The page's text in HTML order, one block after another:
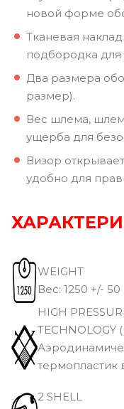
новой форме
Тканевая
подбородка для
Два размера
размер).
Вес шлема, шлем
ущерба для
Визор
удобно для
WEIGHT
Вec: 1250 +/- 50
HIGH
TECHNOLOGY
термопластик
2 SHELL